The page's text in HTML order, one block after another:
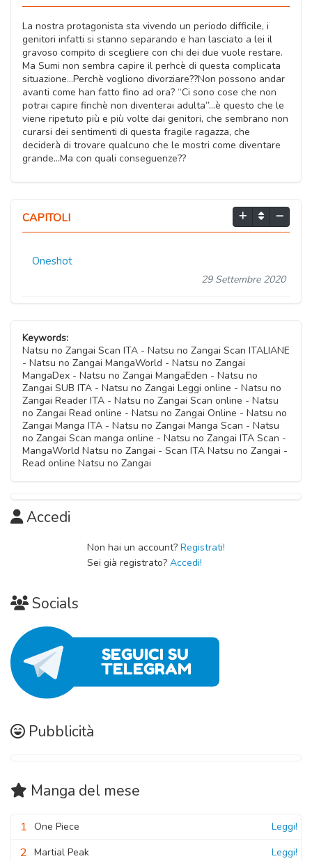
La nostra protagonista sta vivendo un periodo difficile, i
genitori infatti si stanno separando e han lasciato a lei il
gravoso compito di scegliere con chi dei due vuole restare.
Ma Sumi non sembra capire il perhcè di questa complicata
situazione…Perchè vogliono divorziare??Non possono andar
avanti come han fatto fino ad ora? “Ci sono cose che non
potrai capire finchè non diventerai adulta”…è questo che le
viene ripetuto più e più volte dai genitori, che sembrano non
curarsi dei sentimenti di questa fragile ragazza, che
deciderà di trovare qualcuno che le mostri come diventare
grande…Ma con quali conseguenze??
CAPITOLI
Oneshot
29 Settembre 2020
Keywords:
Natsu no Zangai Scan ITA - Natsu no Zangai Scan ITALIANE
- Natsu no Zangai MangaWorld - Natsu no Zangai
MangaDex - Natsu no Zangai MangaEden - Natsu no
Zangai SUB ITA - Natsu no Zangai Leggi online - Natsu no
Zangai Reader ITA - Natsu no Zangai Scan online - Natsu
no Zangai Read online - Natsu no Zangai Online - Natsu no
Zangai Manga ITA - Natsu no Zangai Manga Scan - Natsu
no Zangai Scan manga online - Natsu no Zangai ITA Scan -
MangaWorld Natsu no Zangai - Scan ITA Natsu no Zangai -
Read online Natsu no Zangai
Accedi
Non hai un account? Registrati!
Sei già registrato? Accedi!
Socials
Pubblicità
Manga del mese
1 One Piece Leggi!
2 Martial Peak Leggi!